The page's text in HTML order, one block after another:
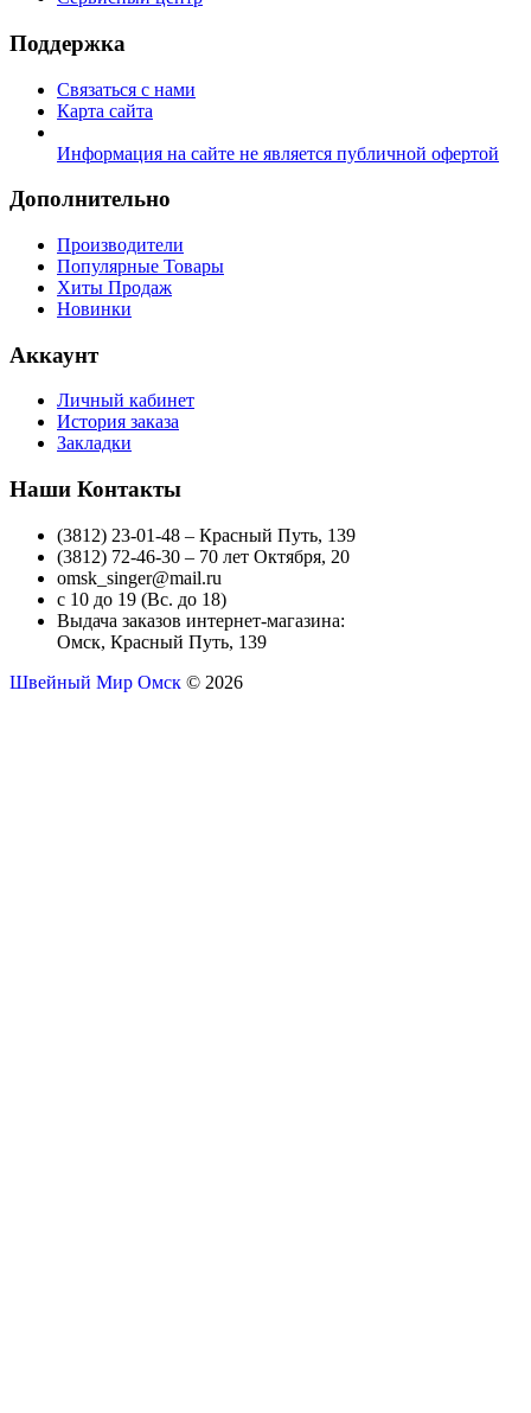
Поддержка
Связаться с нами
Карта сайта
Информация на сайте не является публичной офертой
Дополнительно
Производители
Популярные Товары
Хиты Продаж
Новинки
Аккаунт
Личный кабинет
История заказа
Закладки
Наши Контакты
(3812) 23-01-48 – Красный Путь, 139
(3812) 72-46-30 – 70 лет Октября, 20
omsk_singer@mail.ru
с 10 до 19 (Вс. до 18)
Выдача заказов интернет-магазина:
Омск, Красный Путь, 139
Швейный Мир Омск © 2026